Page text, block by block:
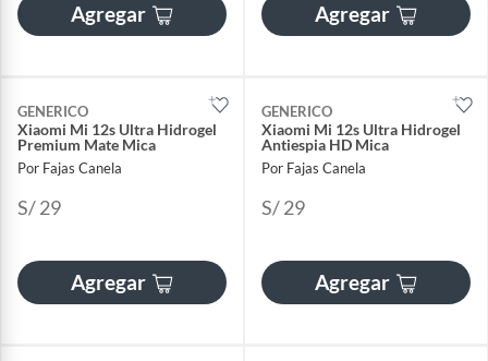
Agregar Agregar
GENERICO
Xiaomi Mi 12s Ultra Hidrogel
Premium Mate Mica
Por Fajas Canela
S/ 29
Agregar
GENERICO
Xiaomi Mi 12s Ultra Hidrogel
Antiespia HD Mica
Por Fajas Canela
S/ 29
Agregar